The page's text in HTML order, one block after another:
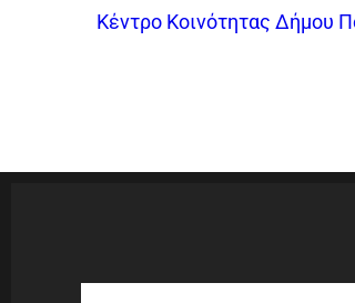
Κέντρο Κοινότητας Δήμου